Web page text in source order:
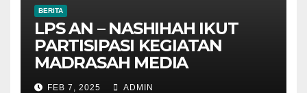
BERITA
LPS AN – NASHIHAH IKUT
PARTISIPASI KEGIATAN
MADRASAH MEDIA
FEB 7, 2025 ADMIN